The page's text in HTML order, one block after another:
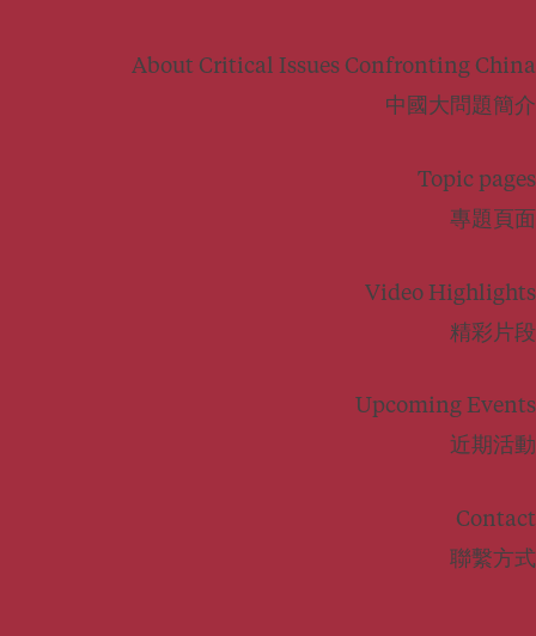
About Critical Issues Confronting China
中國大問題簡介
Topic pages
專題頁面
Video Highlights
精彩片段
Upcoming Events
近期活動
Contact
聯繫方式